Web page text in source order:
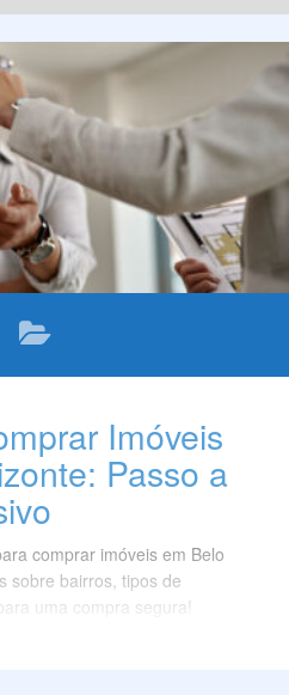
Imóveis
Passo a
comprar imóveis em Belo
sobre bairros, tipos de
uma compra segura!